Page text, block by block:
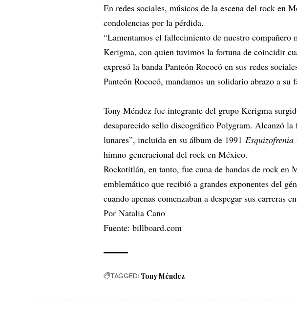
En redes sociales, músicos de la escena del rock en
condolencias por la pérdida.
“Lamentamos el fallecimiento de nuestro compañero
Kerigma, con quien tuvimos la fortuna de coincidir
expresó la banda Panteón Rococó en susredes
Panteón Rococó, mandamos un solidario abrazo a su
Tony Méndez fue integrante del grupo Kerigma
desaparecido sello discográfico Polygram. Alcanzó la
lunares”, incluida en su álbum de 1991Esquizofrenia
himno generacional del rock en México.
Rockotitlán, en tanto, fue cuna de bandas de rock
emblemático que recibió a grandes exponentes del
cuando apenas comenzaban a despegar sus carreras
PorNatalia Cano
Fuente:billboard.com
TAGGED: Tony Méndez